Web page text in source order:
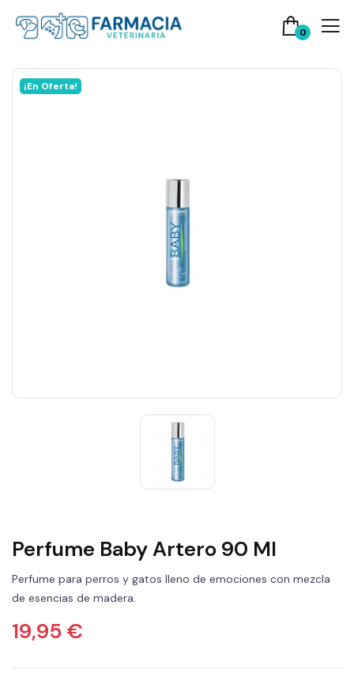
0
¡En Oferta!
Perfume Baby Artero 90 Ml
Perfume para perros y gatos lleno de emociones con mezcla
de esencias de madera.
19,95 €